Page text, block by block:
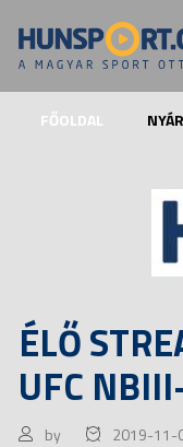
FŐOLDAL
ÉLŐ
UFC
by 2019-11-